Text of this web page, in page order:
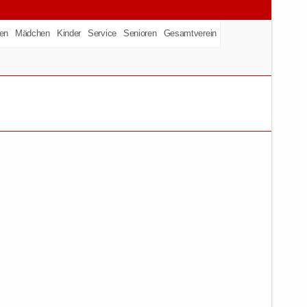
Mädchen Kinder Service Senioren Gesamtverein